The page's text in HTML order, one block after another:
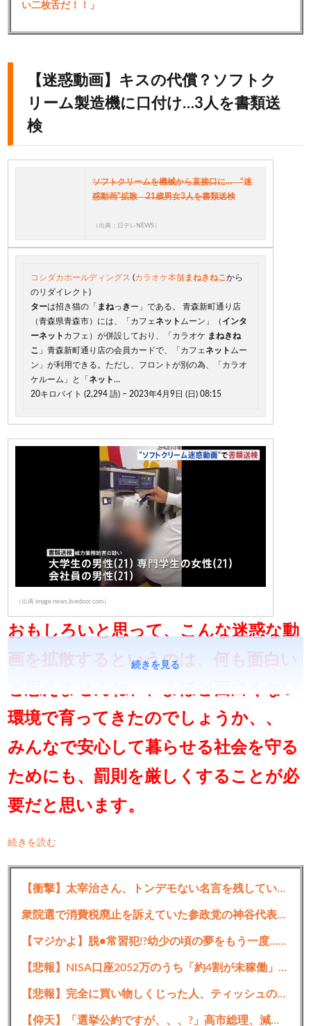
い二枚舌だ！！」
【迷惑動画】キスの代償？ソフトク
リーム製造機に口付け…3人を書類送
検
ソフトクリームを機械から直接口に… “迷
惑動画”拡散 21歳男女3人を書類送検
（出典：日テレNEWS）
コシダカホールディングス (カラオケ本舗まねきねこ から
のリダイレクト)
ターは招き猫の「 まねっ き ー」である。 青森新町通り店
（青森県青森市）には、「カフェネット ムーン」（ インタ
ーネット カフェ）が併設しており、「カラオケ まねきね
こ 」青森新町通り店の会員カードで、「カフェネット ムー
ン」が利用できる。ただし、フロントが別の為、「カラオ
ケルーム」と「 ネット…
20キロバイト (2,294 語) – 2023年4月9日 (日) 08:15
（出典 image.news.livedoor.com）
おもしろいと思って、こんな迷惑な動
画を拡散するというのは、何も面白い
環境で育ってきたのでしょうか、、
みんなで安心して暮らせる社会を守る
ためにも、罰則を厳しくすることが必
要だと思います。
続きを読む
続きを見る
【衝撃】太宰治さん、トンデモない名言を残していた・・・・・
衆院選で消費税廃止を訴えていた参政党の神谷代表､食料品の消費税減税について｢天下の愚策｣と批判
【マジかよ】脱●常習犯!?幼少の頃の夢をもう一度…大きいお友達長年の悲願!?映るだけで罪DEATHがそれは…おっさん激ヤバすぎる!!
【悲報】NISA口座2052万のうち「約4割が未稼働」だったwwwwww
【悲報】完全に買い物しくじった人、ティッシュの在庫がエグいことになるｗｗｗｗｗｗ
【仰天】「選挙公約ですが、、、?」高市総理、減税に難色を示し続ける玉木代表らを「煽りまくるwwwww」